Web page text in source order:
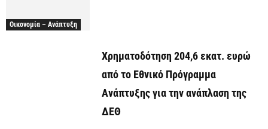
Οικονομία – Ανάπτυξη
Χρηματοδότηση 204,6 εκατ. ευρώ
από το Εθνικό Πρόγραμμα
Ανάπτυξης για την ανάπλαση της
ΔΕΘ